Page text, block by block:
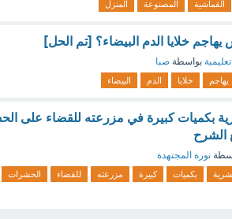
القماشية المصنوعة المنزل
خلايا الدم البيضاء؟ [تم الحل]
بواسطة صبا
يهاجم خلايا الدم البيضاء
بكميات كبيرة في مزرعته للقضاء على
الشرح
نورة المجتهدة
بكميات كبيرة مزرعته للقضاء الحشرات